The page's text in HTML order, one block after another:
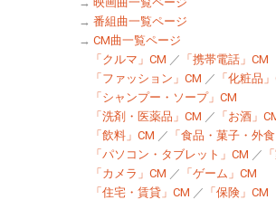
→ 番組曲一覧ページ
→ CM曲一覧ページ
「クルマ」CM ／ 「携帯電話」CM
「ファッション」CM ／ 「化粧品
「シャンプー・ソープ」CM
「洗剤・医薬品」CM ／ 「お酒」
「飲料」CM ／ 「食品・菓子・外
「パソコン・タブレット」CM ／
「カメラ」CM ／ 「ゲーム」CM
「住宅・賃貸」CM ／ 「保険」CM